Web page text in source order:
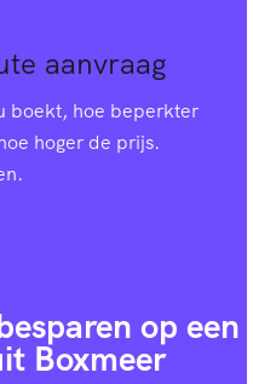
aanvraag
boekt, hoe beperkter
hoger de prijs.
op een
Boxmeer